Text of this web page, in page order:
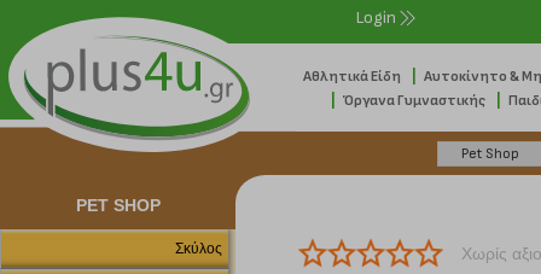
Login
Αθλητικά Είδη Αυτοκίνητο &
Όργανα Γυμναστικής
PET SHOP
Σκύλος Χωρίς